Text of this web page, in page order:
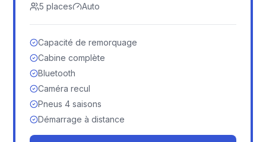
5 places Auto
Capacité de remorquage
Cabine complète
Bluetooth
Caméra recul
Pneus 4 saisons
Démarrage à distance